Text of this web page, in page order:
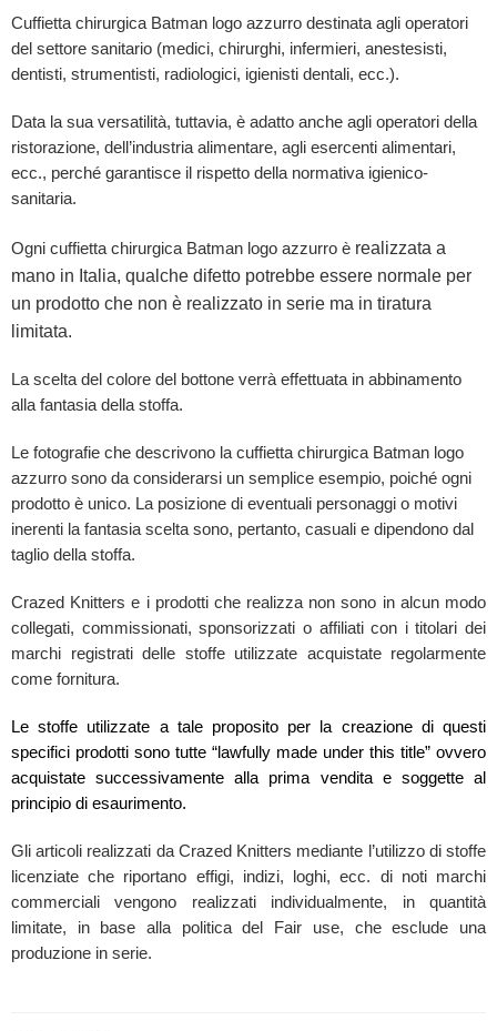
Cuffietta chirurgica Batman logo azzurro destinata agli operatori
del settore sanitario (medici, chirurghi, infermieri, anestesisti,
dentisti, strumentisti, radiologici, igienisti dentali, ecc.).
Data la sua versatilità, tuttavia, è adatto anche agli operatori della
ristorazione, dell’industria alimentare, agli esercenti alimentari,
ecc., perché garantisce il rispetto della normativa igienico-
sanitaria.
Ogni cuffietta chirurgica Batman logo azzurro è realizzata a
mano in Italia, qualche difetto potrebbe essere normale per
un prodotto che non è realizzato in serie ma in tiratura
limitata.
La scelta del colore del bottone verrà effettuata in abbinamento
alla fantasia della stoffa.
Le fotografie che descrivono la cuffietta chirurgica Batman logo
azzurro sono da considerarsi un semplice esempio, poiché ogni
prodotto è unico. La posizione di eventuali personaggi o motivi
inerenti la fantasia scelta sono, pertanto, casuali e dipendono dal
taglio della stoffa.
Crazed Knitters e i prodotti che realizza non sono in alcun modo
collegati, commissionati, sponsorizzati o affiliati con i titolari dei
marchi registrati delle stoffe utilizzate acquistate regolarmente
come fornitura.
Le stoffe utilizzate a tale proposito per la creazione di questi
specifici prodotti sono tutte “lawfully made under this title” ovvero
acquistate successivamente alla prima vendita e soggette al
principio di esaurimento.
Gli articoli realizzati da Crazed Knitters mediante l’utilizzo di stoffe
licenziate che riportano effigi, indizi, loghi, ecc. di noti marchi
commerciali vengono realizzati individualmente, in quantità
limitate, in base alla politica del Fair use, che esclude una
produzione in serie.